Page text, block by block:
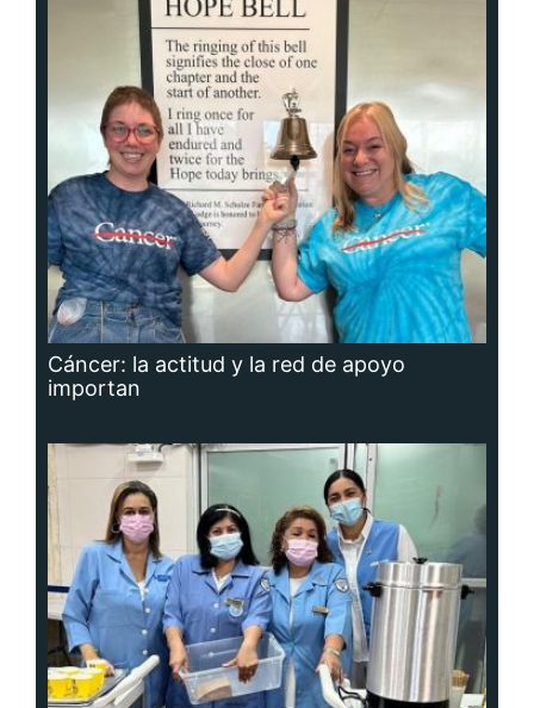
Cáncer: la actitud y la red de apoyo
importan